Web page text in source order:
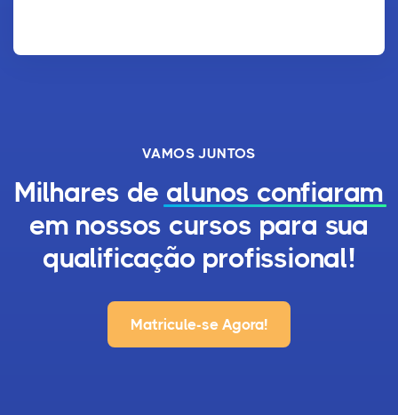
VAMOS JUNTOS
Milhares de alunos confiaram
em nossos cursos para sua
qualificação profissional!
Matricule-se Agora!